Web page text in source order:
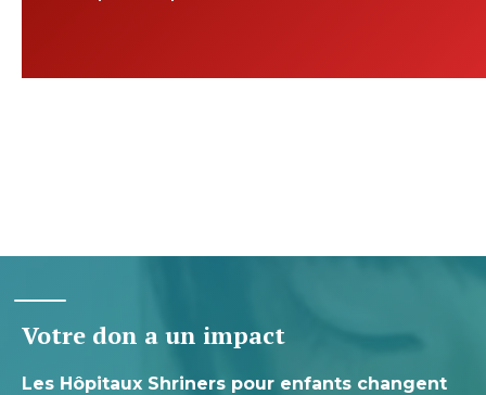
Votre don a un impact
Les Hôpitaux Shriners pour enfants changent